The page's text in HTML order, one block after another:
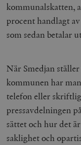
kommunalskatten,
procent handlagt
som sedan betalar
När Smedjan
kommunen har
telefon eller
pressavdelningen
sättet och hur det
saklighet och